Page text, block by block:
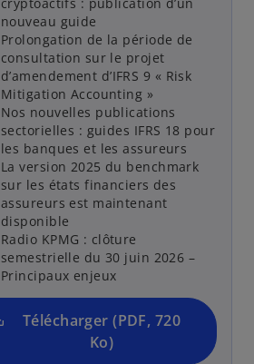
nouveau guide
Prolongation de la période de
consultation sur le projet
d’amendement d’IFRS 9 « Risk
Mitigation Accounting »
Nos nouvelles publications
sectorielles : guides IFRS 18 pour
les banques et les assureurs
La version 2025 du benchmark
sur les états financiers des
assureurs est maintenant
disponible
Radio KPMG : clôture
semestrielle du 30 juin 2026 –
Principaux enjeux
Télécharger (PDF, 720
Ko)
s
’
o
u
v
r
e
d
n
s
u
n
o